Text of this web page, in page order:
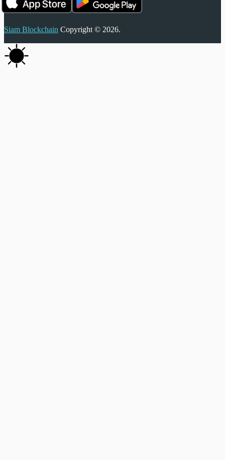
Siam Blockchain Copyright © 2026.